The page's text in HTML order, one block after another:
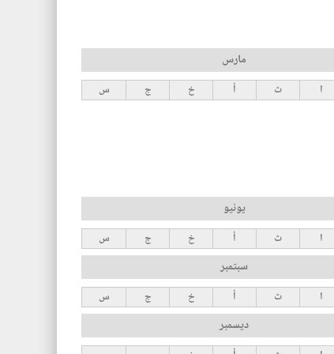
مارس
ا ث أ خ ج س
يونيو
ا ث أ خ ج س
سبتمبر
ا ث أ خ ج س
ديسمبر